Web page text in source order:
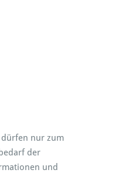
dürfen nur zum
der
und